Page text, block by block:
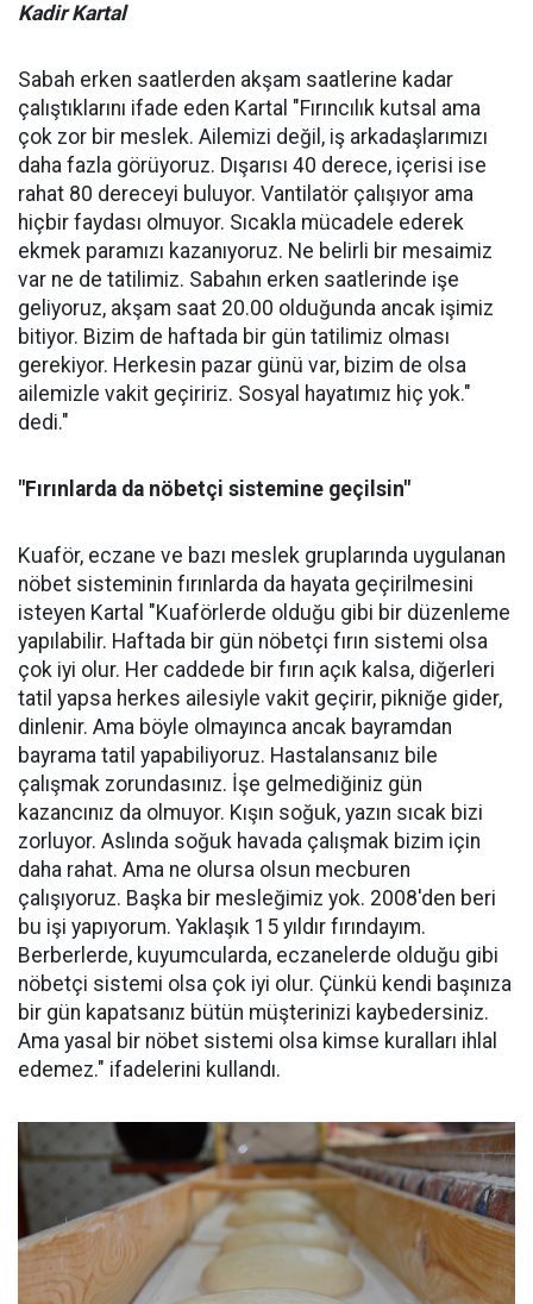
Kadir Kartal
Sabah erken saatlerden akşam saatlerine kadar
çalıştıklarını ifade eden Kartal "Fırıncılık kutsal ama
çok zor bir meslek. Ailemizi değil, iş arkadaşlarımızı
daha fazla görüyoruz. Dışarısı 40 derece, içerisi ise
rahat 80 dereceyi buluyor. Vantilatör çalışıyor ama
hiçbir faydası olmuyor. Sıcakla mücadele ederek
ekmek paramızı kazanıyoruz. Ne belirli bir mesaimiz
var ne de tatilimiz. Sabahın erken saatlerinde işe
geliyoruz, akşam saat 20.00 olduğunda ancak işimiz
bitiyor. Bizim de haftada bir gün tatilimiz olması
gerekiyor. Herkesin pazar günü var, bizim de olsa
ailemizle vakit geçiririz. Sosyal hayatımız hiç yok."
dedi."
"Fırınlarda da nöbetçi sistemine geçilsin"
Kuaför, eczane ve bazı meslek gruplarında uygulanan
nöbet sisteminin fırınlarda da hayata geçirilmesini
isteyen Kartal "Kuaförlerde olduğu gibi bir düzenleme
yapılabilir. Haftada bir gün nöbetçi fırın sistemi olsa
çok iyi olur. Her caddede bir fırın açık kalsa, diğerleri
tatil yapsa herkes ailesiyle vakit geçirir, pikniğe gider,
dinlenir. Ama böyle olmayınca ancak bayramdan
bayrama tatil yapabiliyoruz. Hastalansanız bile
çalışmak zorundasınız. İşe gelmediğiniz gün
kazancınız da olmuyor. Kışın soğuk, yazın sıcak bizi
zorluyor. Aslında soğuk havada çalışmak bizim için
daha rahat. Ama ne olursa olsun mecburen
çalışıyoruz. Başka bir mesleğimiz yok. 2008'den beri
bu işi yapıyorum. Yaklaşık 15 yıldır fırındayım.
Berberlerde, kuyumcularda, eczanelerde olduğu gibi
nöbetçi sistemi olsa çok iyi olur. Çünkü kendi başınıza
bir gün kapatsanız bütün müşterinizi kaybedersiniz.
Ama yasal bir nöbet sistemi olsa kimse kuralları ihlal
edemez." ifadelerini kullandı.